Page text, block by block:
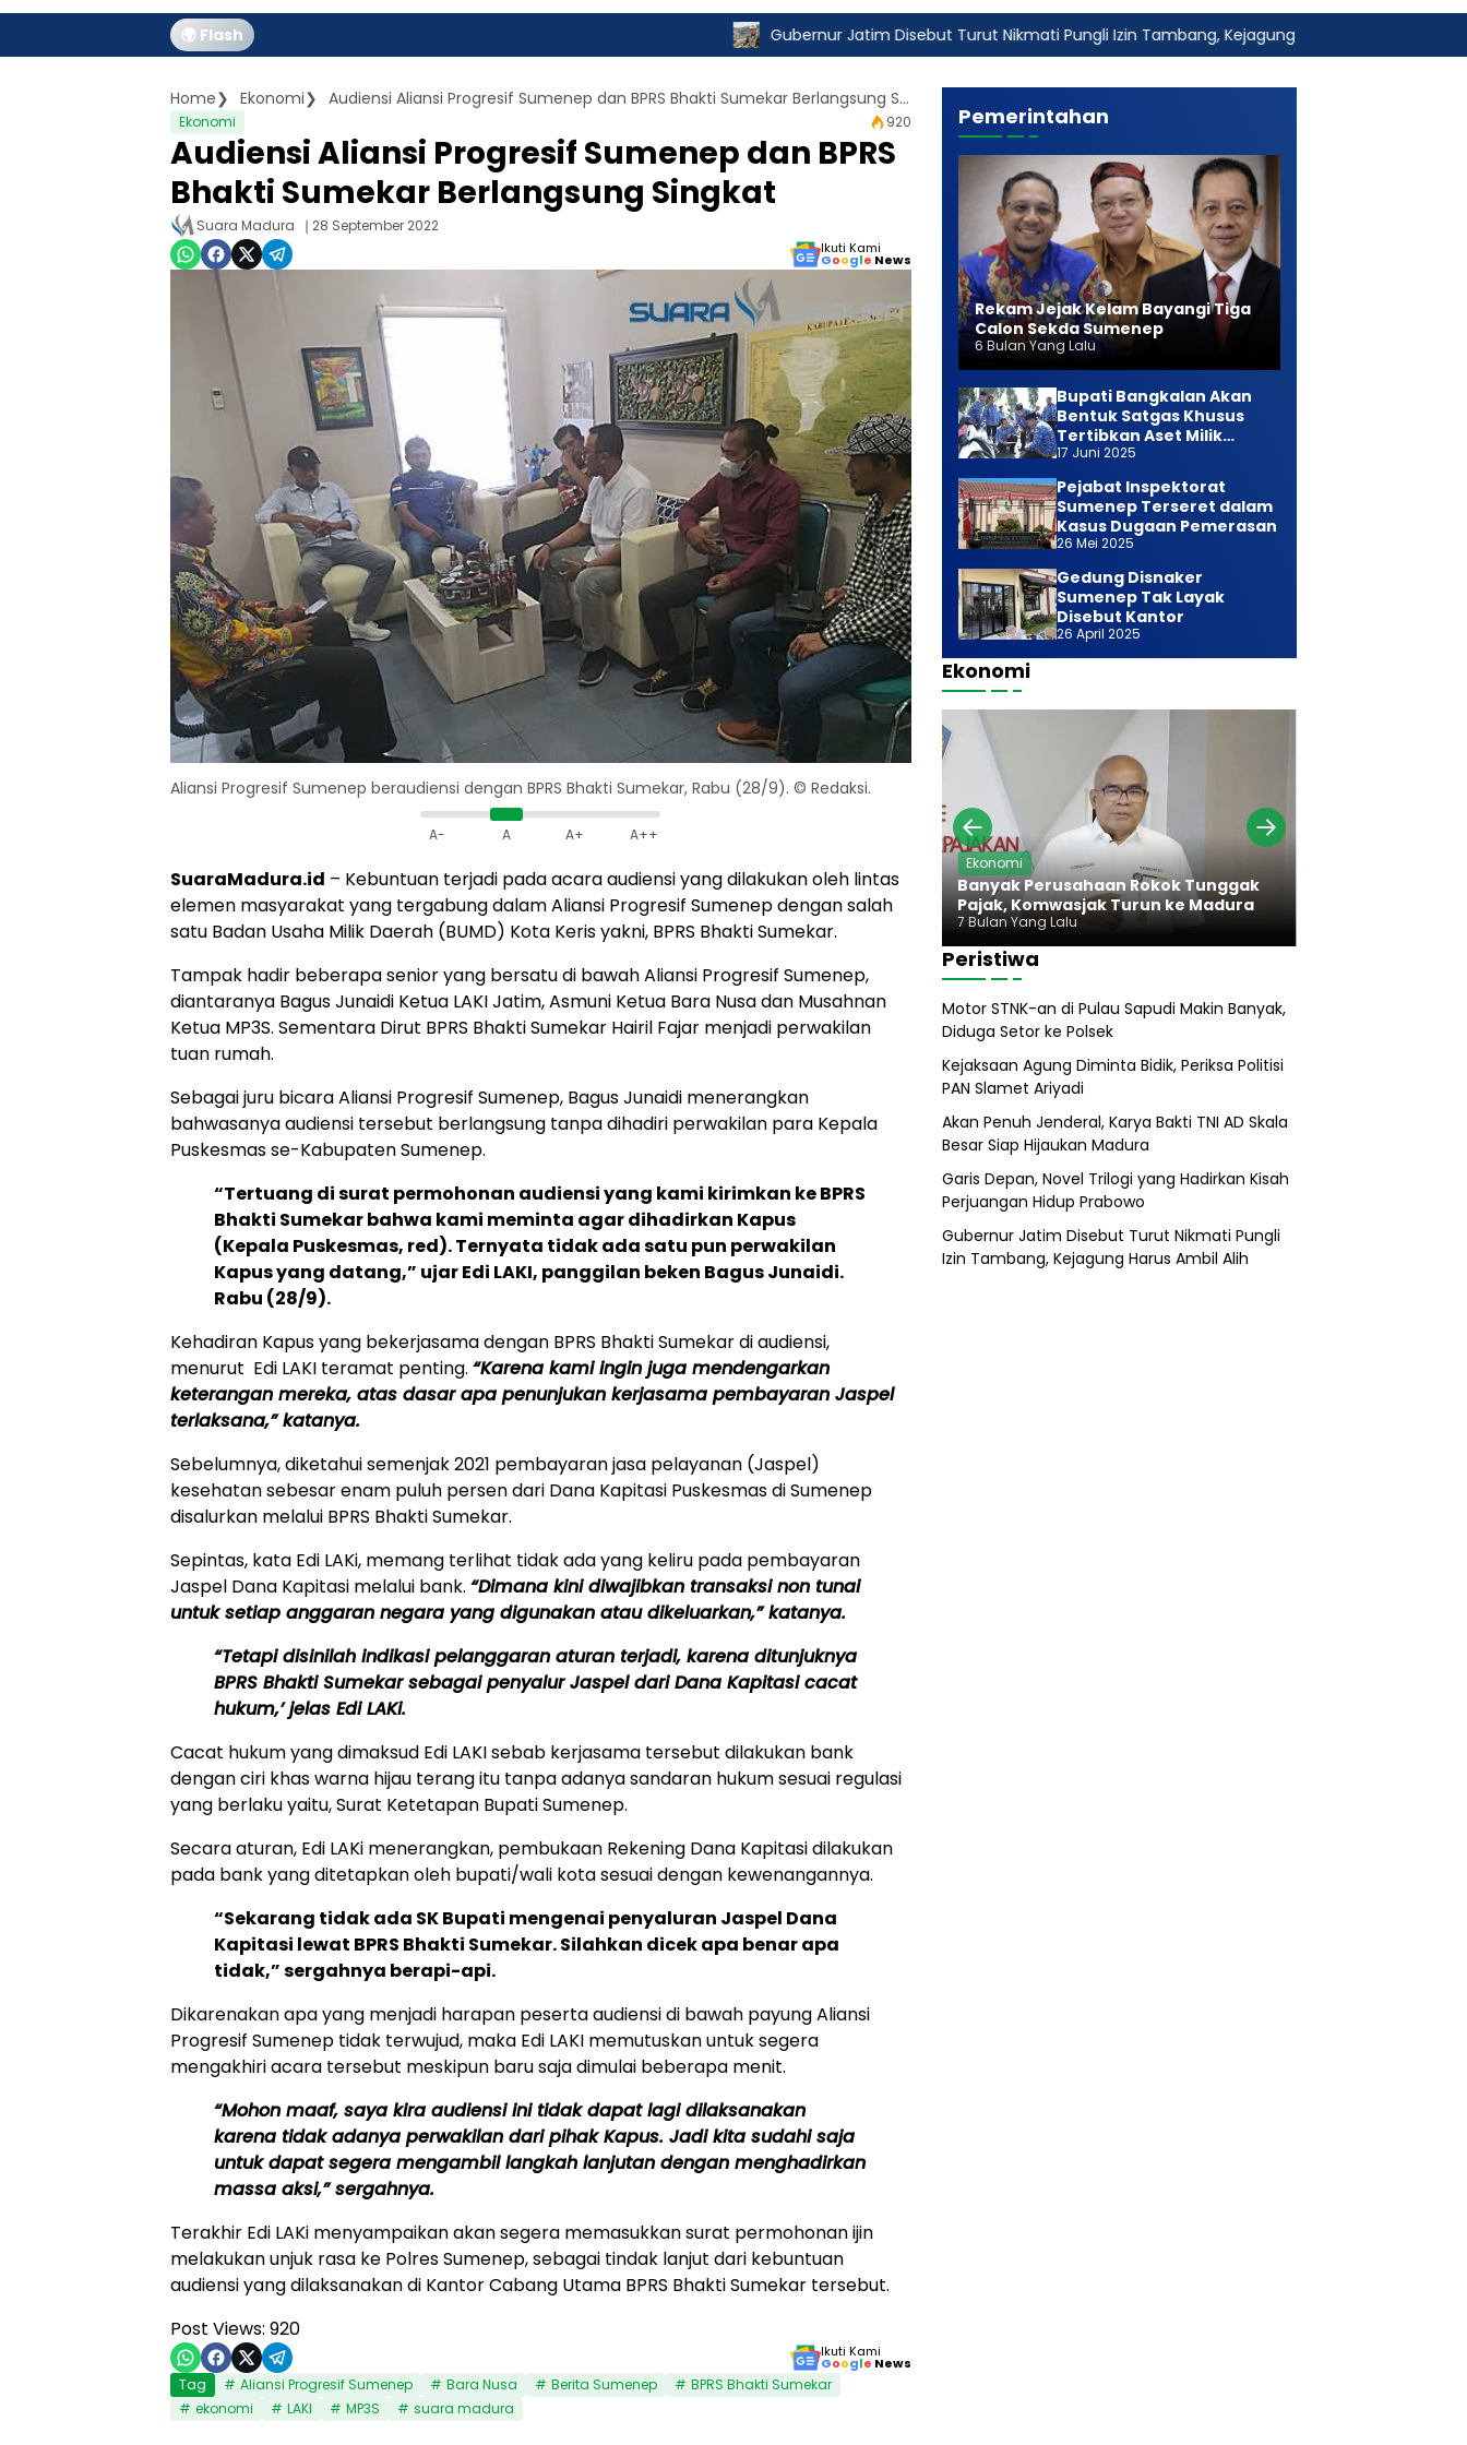
🌍 Flash Gubernur Jatim Disebut Turut Nikmati Pungli Izin Tambang, Kejagung Harus Ambil Alih
Home Ekonomi Audiensi Aliansi Progresif Sumenep dan BPRS Bhakti Sumekar Berlangsung Singkat
Ekonomi 920
Audiensi Aliansi Progresif Sumenep dan BPRS
Bhakti Sumekar Berlangsung Singkat
Suara Madura 28 September 2022
Ikuti Kami
Google News
Aliansi Progresif Sumenep beraudiensi dengan BPRS Bhakti Sumekar, Rabu (28/9). © Redaksi.
A- A A+ A++
SuaraMadura.id – Kebuntuan terjadi pada acara audiensi yang dilakukan oleh lintas
elemen masyarakat yang tergabung dalam Aliansi Progresif Sumenep dengan salah
satu Badan Usaha Milik Daerah (BUMD) Kota Keris yakni, BPRS Bhakti Sumekar.
Tampak hadir beberapa senior yang bersatu di bawah Aliansi Progresif Sumenep,
diantaranya Bagus Junaidi Ketua LAKI Jatim, Asmuni Ketua Bara Nusa dan Musahnan
Ketua MP3S. Sementara Dirut BPRS Bhakti Sumekar Hairil Fajar menjadi perwakilan
tuan rumah.
Sebagai juru bicara Aliansi Progresif Sumenep, Bagus Junaidi menerangkan
bahwasanya audiensi tersebut berlangsung tanpa dihadiri perwakilan para Kepala
Puskesmas se-Kabupaten Sumenep.
“Tertuang di surat permohonan audiensi yang kami kirimkan ke BPRS
Bhakti Sumekar bahwa kami meminta agar dihadirkan Kapus
(Kepala Puskesmas, red). Ternyata tidak ada satu pun perwakilan
Kapus yang datang,” ujar Edi LAKI, panggilan beken Bagus Junaidi.
Rabu (28/9).
Kehadiran Kapus yang bekerjasama dengan BPRS Bhakti Sumekar di audiensi,
menurut Edi LAKI teramat penting. “Karena kami ingin juga mendengarkan
keterangan mereka, atas dasar apa penunjukan kerjasama pembayaran Jaspel
terlaksana,” katanya.
Sebelumnya, diketahui semenjak 2021 pembayaran jasa pelayanan (Jaspel)
kesehatan sebesar enam puluh persen dari Dana Kapitasi Puskesmas di Sumenep
disalurkan melalui BPRS Bhakti Sumekar.
Sepintas, kata Edi LAKi, memang terlihat tidak ada yang keliru pada pembayaran
Jaspel Dana Kapitasi melalui bank. “Dimana kini diwajibkan transaksi non tunai
untuk setiap anggaran negara yang digunakan atau dikeluarkan,” katanya.
“Tetapi disinilah indikasi pelanggaran aturan terjadi, karena ditunjuknya
BPRS Bhakti Sumekar sebagai penyalur Jaspel dari Dana Kapitasi cacat
hukum,’ jelas Edi LAKi.
Cacat hukum yang dimaksud Edi LAKI sebab kerjasama tersebut dilakukan bank
dengan ciri khas warna hijau terang itu tanpa adanya sandaran hukum sesuai regulasi
yang berlaku yaitu, Surat Ketetapan Bupati Sumenep.
Secara aturan, Edi LAKi menerangkan, pembukaan Rekening Dana Kapitasi dilakukan
pada bank yang ditetapkan oleh bupati/wali kota sesuai dengan kewenangannya.
“Sekarang tidak ada SK Bupati mengenai penyaluran Jaspel Dana
Kapitasi lewat BPRS Bhakti Sumekar. Silahkan dicek apa benar apa
tidak,” sergahnya berapi-api.
Dikarenakan apa yang menjadi harapan peserta audiensi di bawah payung Aliansi
Progresif Sumenep tidak terwujud, maka Edi LAKI memutuskan untuk segera
mengakhiri acara tersebut meskipun baru saja dimulai beberapa menit.
“Mohon maaf, saya kira audiensi ini tidak dapat lagi dilaksanakan
karena tidak adanya perwakilan dari pihak Kapus. Jadi kita sudahi saja
untuk dapat segera mengambil langkah lanjutan dengan menghadirkan
massa aksi,” sergahnya.
Terakhir Edi LAKi menyampaikan akan segera memasukkan surat permohonan ijin
melakukan unjuk rasa ke Polres Sumenep, sebagai tindak lanjut dari kebuntuan
audiensi yang dilaksanakan di Kantor Cabang Utama BPRS Bhakti Sumekar tersebut.
Post Views: 920
Ikuti Kami
Google News
Tag Aliansi Progresif Sumenep Bara Nusa Berita Sumenep
BPRS Bhakti Sumekar
ekonomi
LAKI MP3S suara madura
Pemerintahan
Rekam Jejak Kelam Bayangi Tiga
Calon Sekda Sumenep
6 Bulan Yang Lalu
Bupati Bangkalan Akan
Bentuk Satgas Khusus
Tertibkan Aset Milik
Daerah
17 Juni 2025
Pejabat Inspektorat
Sumenep Terseret dalam
Kasus Dugaan Pemerasan
26 Mei 2025
Gedung Disnaker
Sumenep Tak Layak
Disebut Kantor
26 April 2025
Ekonomi
Ekonomi
Banyak Perusahaan Rokok Tunggak
Pajak, Komwasjak Turun ke Madura
7 Bulan Yang Lalu
Peristiwa
Motor STNK-an di Pulau Sapudi Makin Banyak,
Diduga Setor ke Polsek
Kejaksaan Agung Diminta Bidik, Periksa Politisi
PAN Slamet Ariyadi
Akan Penuh Jenderal, Karya Bakti TNI AD Skala
Besar Siap Hijaukan Madura
Garis Depan, Novel Trilogi yang Hadirkan Kisah
Perjuangan Hidup Prabowo
Gubernur Jatim Disebut Turut Nikmati Pungli
Izin Tambang, Kejagung Harus Ambil Alih